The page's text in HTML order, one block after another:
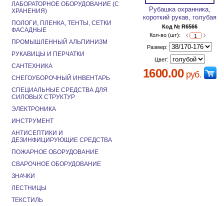
Рубашка охранника,
короткий рукав, голубая
Код № R6566
Кол-во (шт):
Размер:
Цвет:
1600.00руб.
ЛАБОРАТОРНОЕ ОБОРУДОВАНИЕ (С
ХРАНЕНИЯ)
ПОЛОГИ, ПЛЕНКА, ТЕНТЫ, СЕТКИ
ФАСАДНЫЕ
ПРОМЫШЛЕННЫЙ АЛЬПИНИЗМ
РУКАВИЦЫ И ПЕРЧАТКИ
САНТЕХНИКА
СНЕГОУБОРОЧНЫЙ ИНВЕНТАРЬ
СПЕЦИАЛЬНЫЕ СРЕДСТВА ДЛЯ
СИЛОВЫХ СТРУКТУР
ЭЛЕКТРОНИКА
ИНСТРУМЕНТ
АНТИСЕПТИКИ И
ДЕЗИНФИЦИРУЮЩИЕ СРЕДСТВА
ПОЖАРНОЕ ОБОРУДОВАНИЕ
СВАРОЧНОЕ ОБОРУДОВАНИЕ
ЗНАЧКИ
ЛЕСТНИЦЫ
ТЕКСТИЛЬ